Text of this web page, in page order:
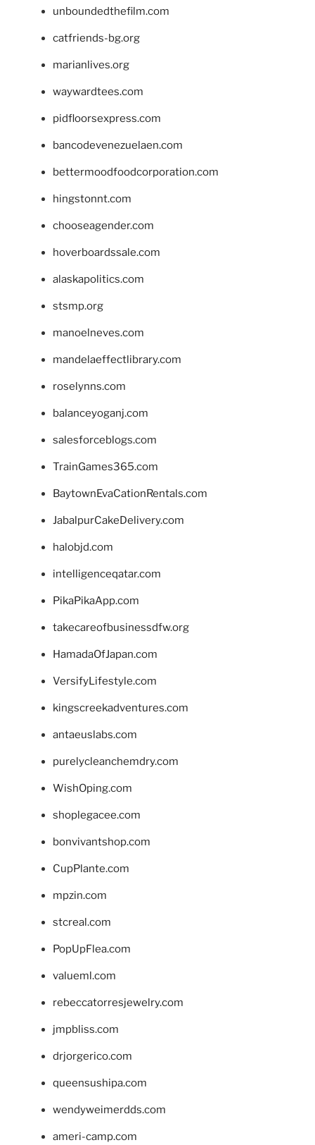
unboundedthefilm.com
catfriends-bg.org
marianlives.org
waywardtees.com
pidfloorsexpress.com
bancodevenezuelaen.com
bettermoodfoodcorporation.com
hingstonnt.com
chooseagender.com
hoverboardssale.com
alaskapolitics.com
stsmp.org
manoelneves.com
mandelaeffectlibrary.com
roselynns.com
balanceyoganj.com
salesforceblogs.com
TrainGames365.com
BaytownEvaCationRentals.com
JabalpurCakeDelivery.com
halobjd.com
intelligenceqatar.com
PikaPikaApp.com
takecareofbusinessdfw.org
HamadaOfJapan.com
VersifyLifestyle.com
kingscreekadventures.com
antaeuslabs.com
purelycleanchemdry.com
WishOping.com
shoplegacee.com
bonvivantshop.com
CupPlante.com
mpzin.com
stcreal.com
PopUpFlea.com
valueml.com
rebeccatorresjewelry.com
jmpbliss.com
drjorgerico.com
queensushipa.com
wendyweimerdds.com
ameri-camp.com